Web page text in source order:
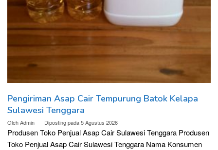
Pengiriman Asap Cair Tempurung Batok Kelapa
Sulawesi Tenggara
OlehAdmin Diposting pada5 Agustus 2026
Produsen Toko Penjual Asap Cair Sulawesi Tenggara Produsen
Toko Penjual Asap Cair Sulawesi Tenggara Nama Konsumen